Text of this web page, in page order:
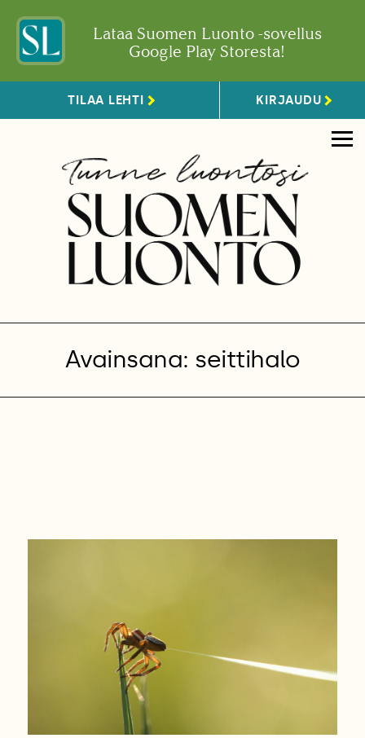
Lataa Suomen Luonto -sovellus
Google Play Storesta!
TILAA LEHTI KIRJAUDU
Avainsana: seittihalo